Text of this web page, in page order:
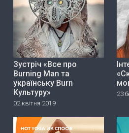
Зустріч «Все про
Burning Man та
українську Burn
Культуру»
02 квітня 2019
23